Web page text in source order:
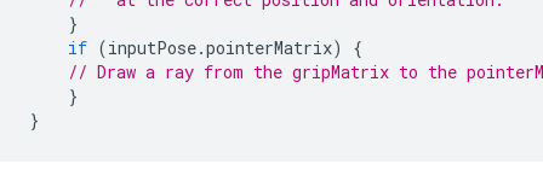
}
if (inputPose.pointerMatrix)
{
// Draw a ray from the gripMatrix to the
}
}